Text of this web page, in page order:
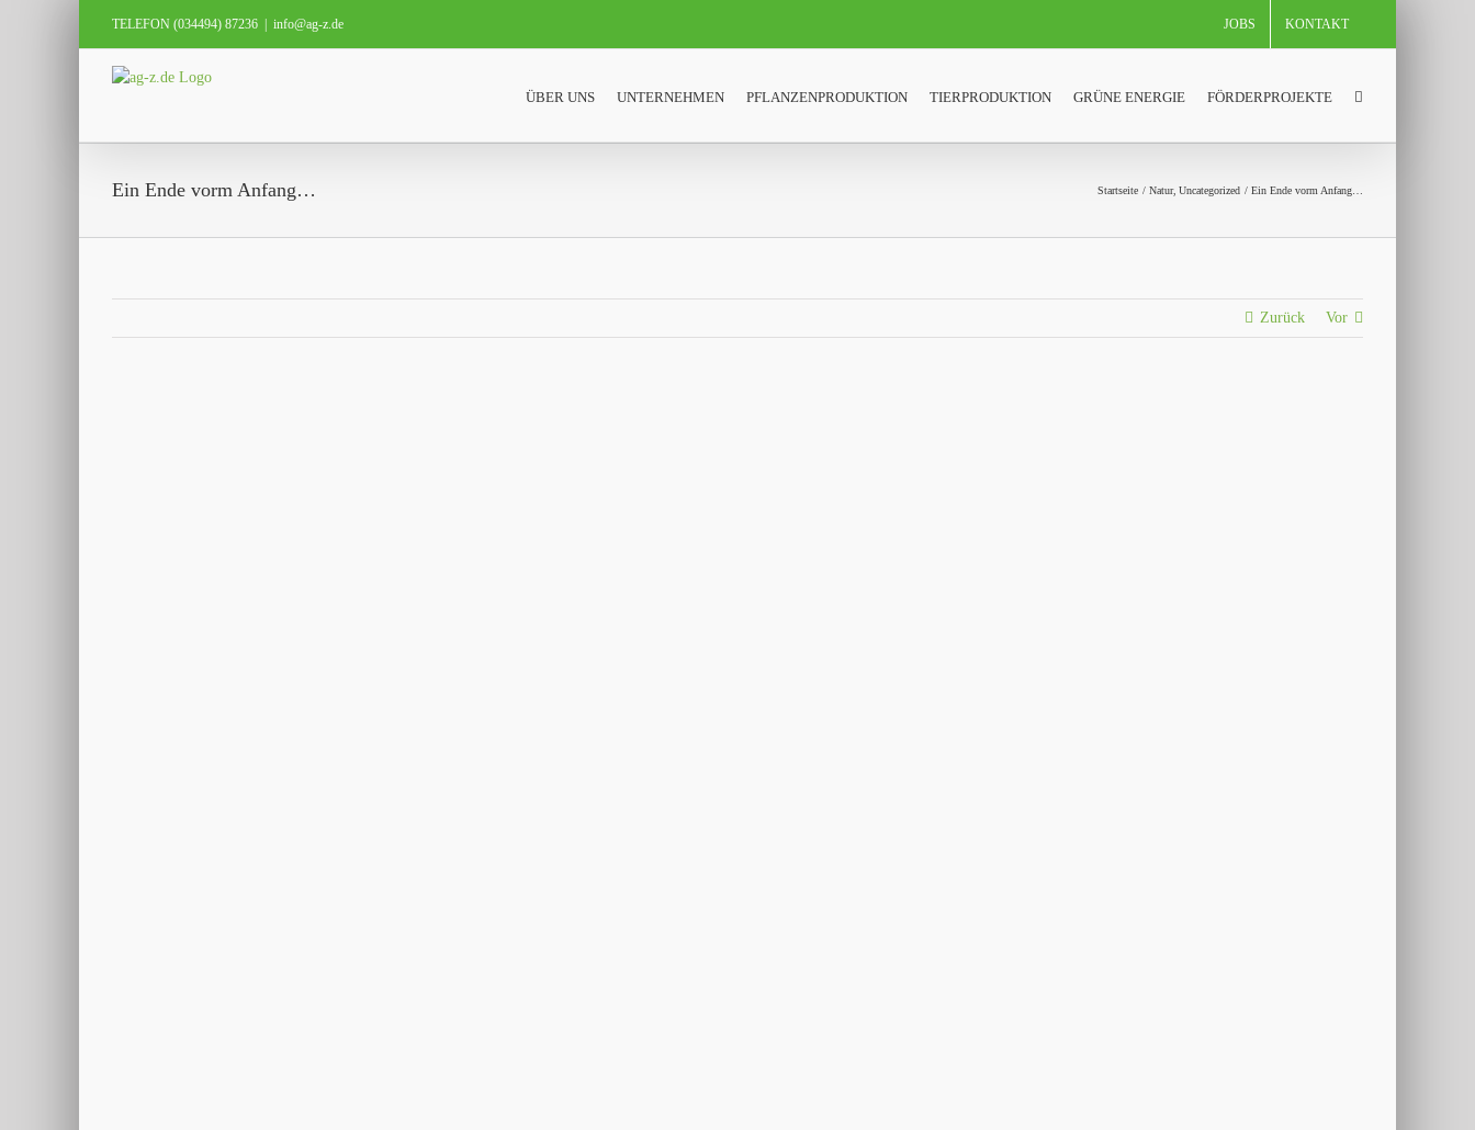
TELEFON (034494) 87236 info@ag-z.de JOBS KONTAKT
ÜBER UNS UNTERNEHMEN PFLANZENPRODUKTION TIERPRODUKTION GRÜNE ENERGIE FÖRDERPROJEKTE
Ein Ende vorm Anfang… Startseite Natur Uncategorized Ein Ende vorm Anfang…
Zurück Vor